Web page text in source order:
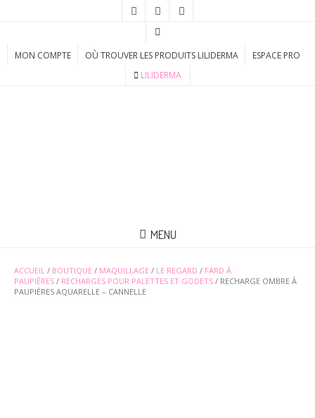
MON COMPTE OÙ TROUVER LES PRODUITS LILIDERMA
ESPACE PRO
LILIDERMA
MENU
ACCUEIL / BOUTIQUE / MAQUILLAGE / LE REGARD / FARD À
PAUPIÈRES / RECHARGES POUR PALETTES ET GODETS / RECHARGE OMBRE À
PAUPIÈRES AQUARELLE – CANNELLE